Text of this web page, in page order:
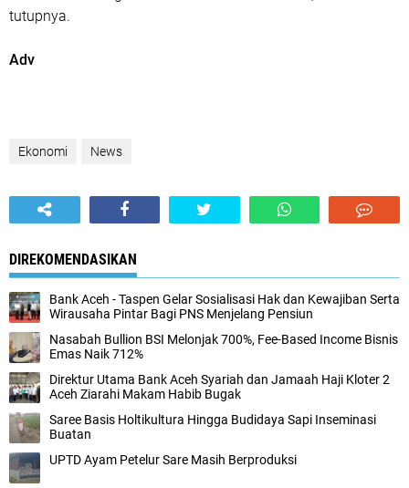
tutupnya.
Adv
Ekonomi News
DIREKOMENDASIKAN
Bank Aceh - Taspen Gelar Sosialisasi Hak dan Kewajiban Serta
Wirausaha Pintar Bagi PNS Menjelang Pensiun
Nasabah Bullion BSI Melonjak 700%, Fee-Based Income Bisnis
Emas Naik 712%
Direktur Utama Bank Aceh Syariah dan Jamaah Haji Kloter 2
Aceh Ziarahi Makam Habib Bugak
Saree Basis Holtikultura Hingga Budidaya Sapi Inseminasi
Buatan
UPTD Ayam Petelur Sare Masih Berproduksi